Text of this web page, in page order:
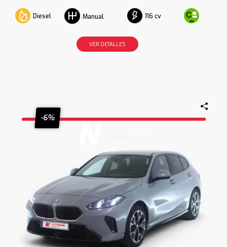
Diesel Manual 116 cv
VER DETALLES
-6%